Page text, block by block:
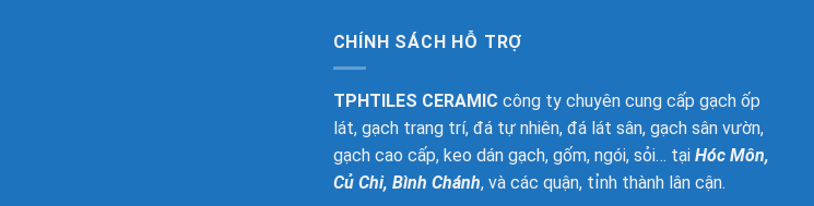
CHÍNH SÁCH HỖ TRỢ
TPHTILES CERAMIC công ty chuyên cung cấp gạch ốp
lát, gạch trang trí, đá tự nhiên, đá lát sân, gạch sân vườn,
gạch cao cấp, keo dán gạch, gốm, ngói, sỏi… tại Hóc Môn,
Củ Chi, Bình Chánh, và các quận, tỉnh thành lân cận.